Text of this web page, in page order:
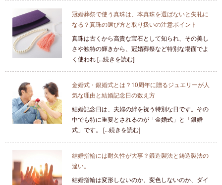
冠婚葬祭で使う真珠は、本真珠を選ばないと失礼に
なる？真珠の選び方と取り扱いの注意ポイント
真珠は古くから高貴な宝石として知られ、その美し
さや独特の輝きから、冠婚葬祭など特別な場面でよ
く使われ [...続きを読む]
金婚式・銀婚式とは？10周年に贈るジュエリーが人
気な理由と結婚記念日の数え方
結婚記念日は、夫婦の絆を祝う特別な日です。その
中でも特に重要とされるのが「金婚式」と「銀婚
式」です。 [...続きを読む]
結婚指輪には耐久性が大事？鍛造製法と鋳造製法の
違い。
結婚指輪は変形しないのか、変色しないのか、ダイ